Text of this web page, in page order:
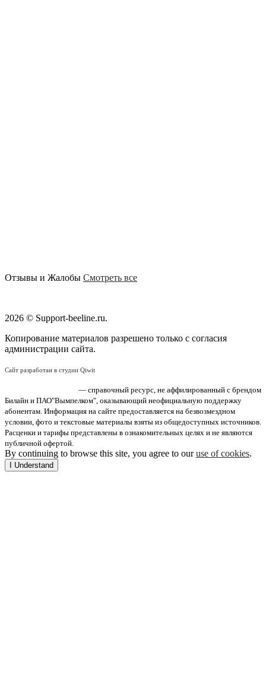
Отзывы и Жалобы Смотреть все
2026 © Support-beeline.ru.
Копирование материалов разрешено только с согласия
администрации сайта.
Сайт разработан в студии Qiwit
— справочный ресурс, не аффилированный с брендом
Билайн и ПАО"Вымпелком", оказывающий неофициальную поддержку
абонентам. Информация на сайте предоставляется на безвозмездном
условии, фото и текстовые материалы взяты из общедоступных источников.
Расценки и тарифы представлены в ознакомительных целях и не являются
публичной офертой.
By continuing to browse this site, you agree to ouruse of cookies.
I Understand